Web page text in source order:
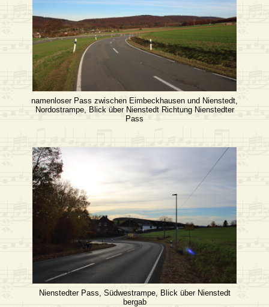
namenloser Pass zwischen Eimbeckhausen und Nienstedt,
Nordostrampe, Blick über Nienstedt Richtung Nienstedter
Pass
Nienstedter Pass, Südwestrampe, Blick über Nienstedt
bergab